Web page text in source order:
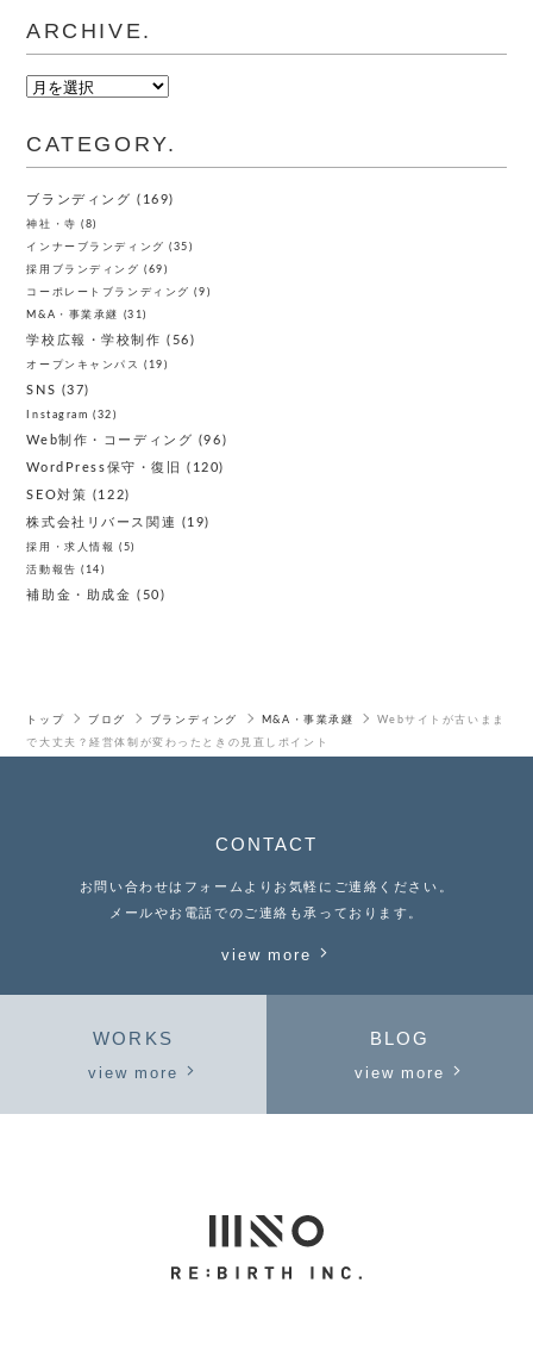
ARCHIVE.
ARCHIVE.
CATEGORY.
ブランディング (169)
神社・寺 (8)
インナーブランディング (35)
採用ブランディング (69)
コーポレートブランディング (9)
M&A・事業承継 (31)
学校広報・学校制作 (56)
オープンキャンパス (19)
SNS (37)
Instagram (32)
Web制作・コーディング (96)
WordPress保守・復旧 (120)
SEO対策 (122)
株式会社リバース関連 (19)
採用・求人情報 (5)
活動報告 (14)
補助金・助成金 (50)
トップ ブログ ブランディング M&A・事業承継
Webサイトが古いまま
で大丈夫？経営体制が変わったときの見直しポイント
CONTACT
お問い合わせはフォームよりお気軽にご連絡ください。
メールやお電話でのご連絡も承っております。
view more
WORKS
view more
BLOG
view more